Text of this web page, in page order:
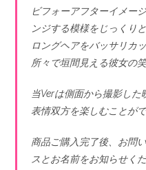
ビフォーアフターイメー
ンジする模様をじっくり
ロングヘアをバッサリカ
所々で垣間見える彼女の
当Verは側面から撮影し
表情双方を楽しむことが
商品ご購入完了後、お問
スとお名前をお知らせく